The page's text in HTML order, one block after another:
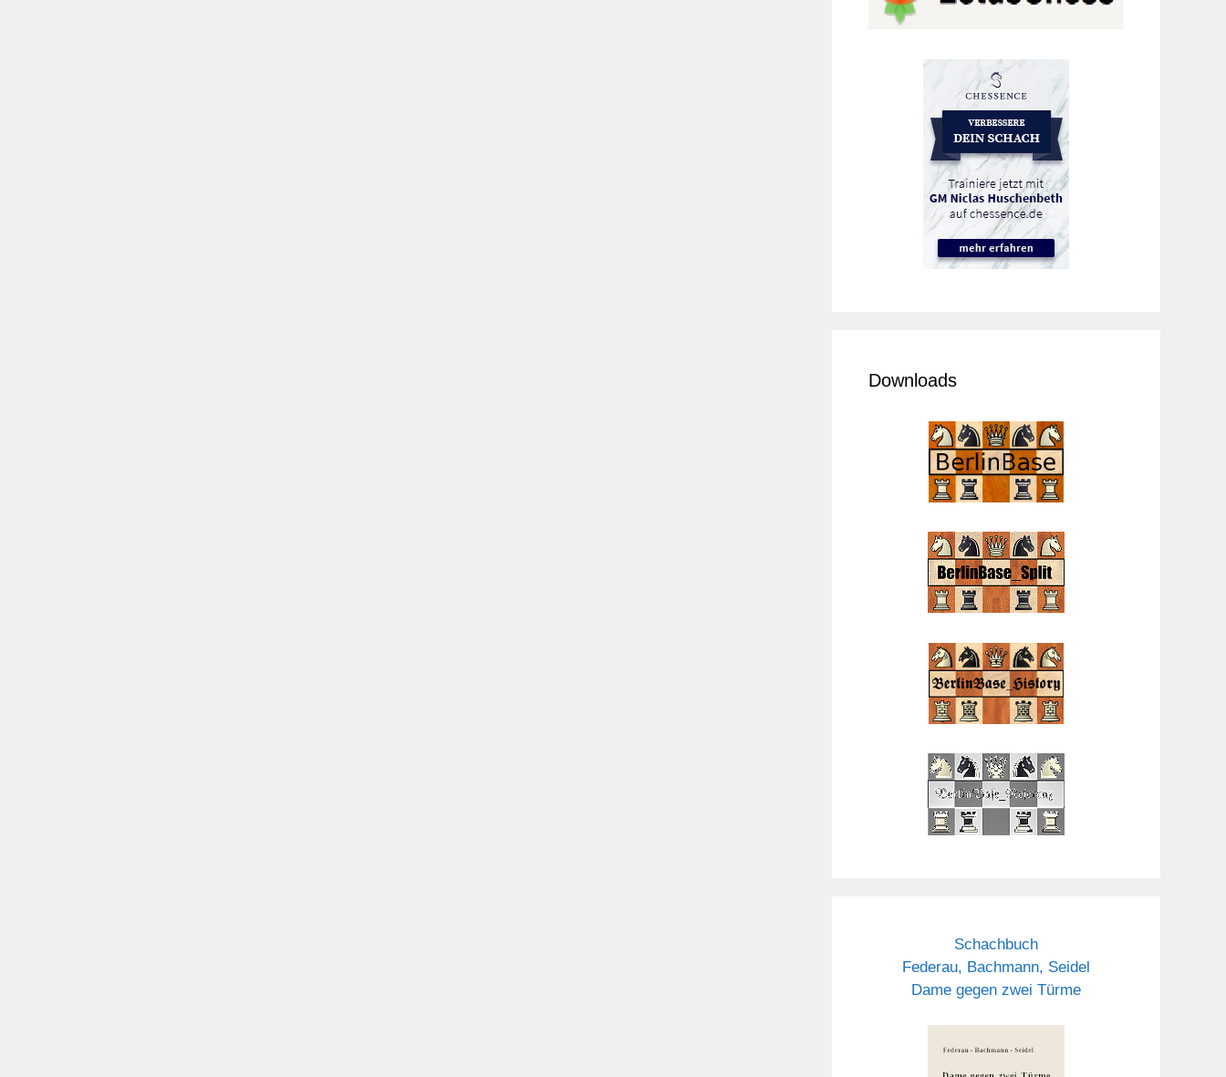
Downloads
Schachbuch
Federau, Bachmann, Seidel
Dame gegen zwei Türme